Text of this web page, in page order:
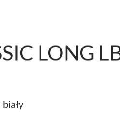
LONG
PRODUKTU